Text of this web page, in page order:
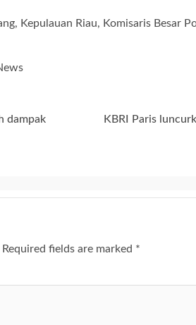
Kepulauan Riau, Komisaris Besar
dampak
KBRI Paris
Required fields are marked *